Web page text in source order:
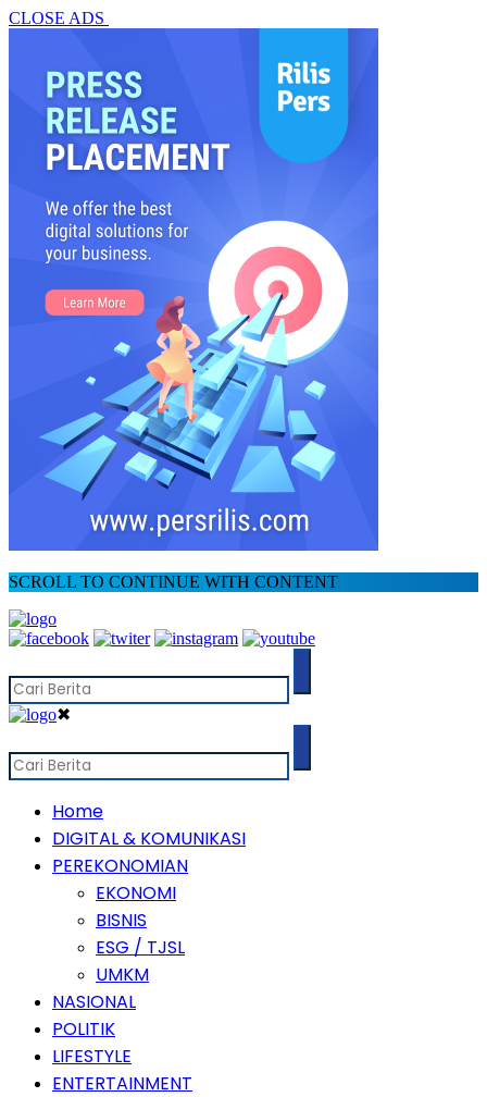
CLOSE ADS
SCROLL TO CONTINUE WITH CONTENT
✖
Home
DIGITAL & KOMUNIKASI
PEREKONOMIAN
EKONOMI
BISNIS
ESG / TJSL
UMKM
NASIONAL
POLITIK
LIFESTYLE
ENTERTAINMENT